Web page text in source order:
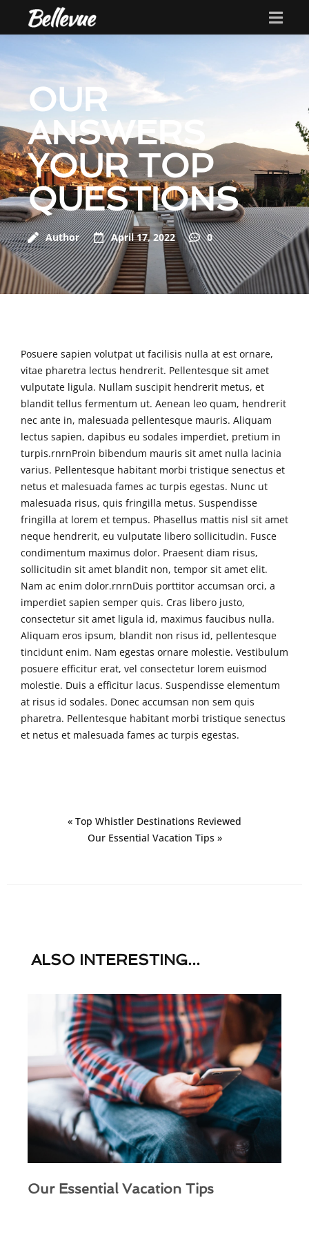
OUR
ANSWERS
YOUR TOP
QUESTIONS
Author April 17, 2022 0
Posuere sapien volutpat ut facilisis nulla at est ornare,
vitae pharetra lectus hendrerit. Pellentesque sit amet
vulputate ligula. Nullam suscipit hendrerit metus, et
blandit tellus fermentum ut. Aenean leo quam, hendrerit
nec ante in, malesuada pellentesque mauris. Aliquam
lectus sapien, dapibus eu sodales imperdiet, pretium in
turpis.rnrnProin bibendum mauris sit amet nulla lacinia
varius. Pellentesque habitant morbi tristique senectus et
netus et malesuada fames ac turpis egestas. Nunc ut
malesuada risus, quis fringilla metus. Suspendisse
fringilla at lorem et tempus. Phasellus mattis nisl sit amet
neque hendrerit, eu vulputate libero sollicitudin. Fusce
condimentum maximus dolor. Praesent diam risus,
sollicitudin sit amet blandit non, tempor sit amet elit.
Nam ac enim dolor.rnrnDuis porttitor accumsan orci, a
imperdiet sapien semper quis. Cras libero justo,
consectetur sit amet ligula id, maximus faucibus nulla.
Aliquam eros ipsum, blandit non risus id, pellentesque
tincidunt enim. Nam egestas ornare molestie. Vestibulum
posuere efficitur erat, vel consectetur lorem euismod
molestie. Duis a efficitur lacus. Suspendisse elementum
at risus id sodales. Donec accumsan non sem quis
pharetra. Pellentesque habitant morbi tristique senectus
et netus et malesuada fames ac turpis egestas.
« Top Whistler Destinations Reviewed
Our Essential Vacation Tips »
ALSO INTERESTING...
Our Essential Vacation Tips